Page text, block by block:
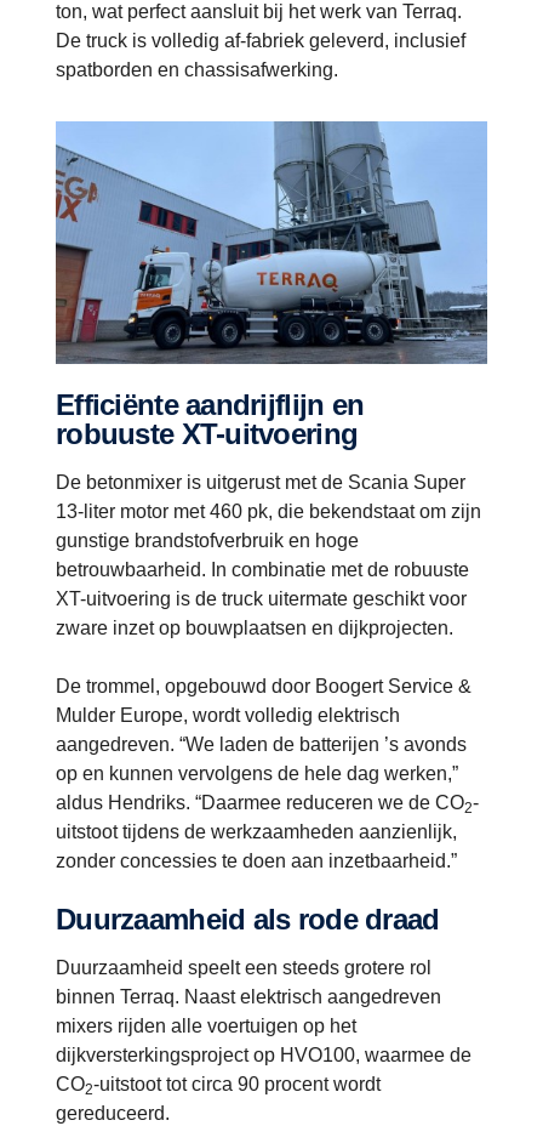
ton, wat perfect aansluit bij het werk van Terraq.
De truck is volledig af-fabriek geleverd, inclusief
spatborden en chassisafwerking.
Efficiënte aandrijflijn en
robuuste XT-uitvoering
De betonmixer is uitgerust met de Scania Super
13-liter motor met 460 pk, die bekendstaat om zijn
gunstige brandstofverbruik en hoge
betrouwbaarheid. In combinatie met de robuuste
XT-uitvoering is de truck uitermate geschikt voor
zware inzet op bouwplaatsen en dijkprojecten.
De trommel, opgebouwd door Boogert Service &
Mulder Europe, wordt volledig elektrisch
aangedreven. “We laden de batterijen ’s avonds
op en kunnen vervolgens de hele dag werken,”
aldus Hendriks. “Daarmee reduceren we de CO2-
uitstoot tijdens de werkzaamheden aanzienlijk,
zonder concessies te doen aan inzetbaarheid.”
Duurzaamheid als rode draad
Duurzaamheid speelt een steeds grotere rol
binnen Terraq. Naast elektrisch aangedreven
mixers rijden alle voertuigen op het
dijkversterkingsproject op HVO100, waarmee de
CO2-uitstoot tot circa 90 procent wordt
gereduceerd.